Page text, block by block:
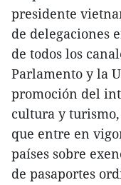
presidente
de delegaciones
de todos los
Parlamento y la
promoción del
cultura y
que entre en
países sobre
de pasaportes